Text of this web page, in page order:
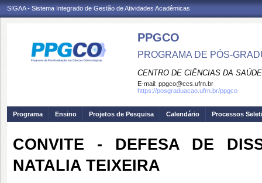
SIGAA - Sistema Integrado de Gestão de Atividades Acadêmicas
PPGCO
PROGRAMA DE PÓS-
CENTRO DE CIÊNCIAS DA SAÚDE
E-mail: ppgco@ccs.ufrn.br
https://posgraduacao.ufrn.br/ppgco
Programa Ensino Projetos de Pesquisa Calendário Processos
CONVITE - DEFESA DE
NATALIA TEIXEIRA